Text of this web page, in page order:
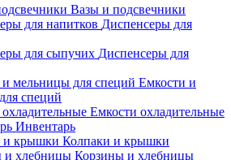
Вазы и подсвечники
Диспенсеры для
Диспенсеры для
Емкости и
специй
Емкости охладительные
Инвентарь
Колпаки и крышки
Корзины и хлебницы